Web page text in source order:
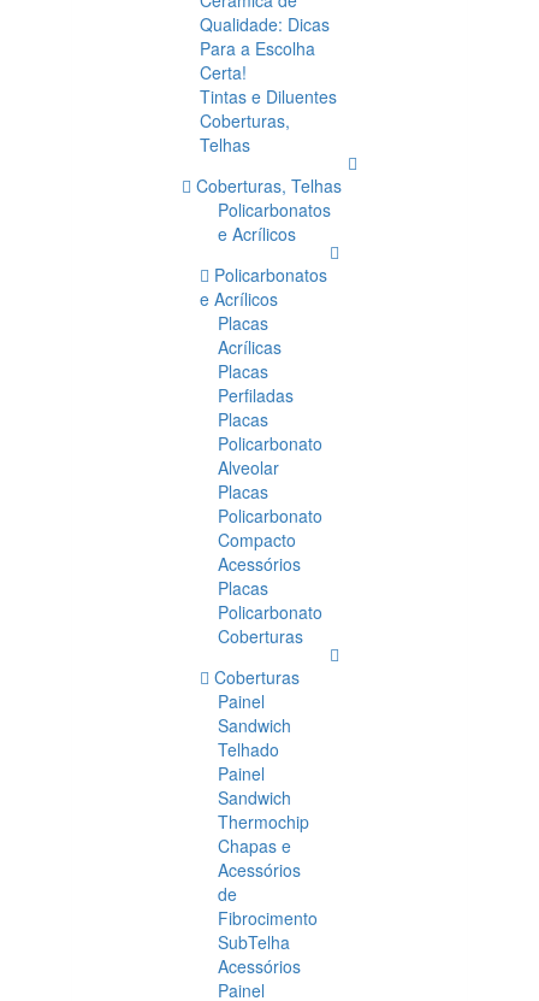
Qualidade: Dicas
Para a Escolha
Certa!
Tintas e Diluentes
Coberturas,
Telhas
Coberturas, Telhas
Policarbonatos
e Acrílicos
Policarbonatos
e Acrílicos
Placas
Acrílicas
Placas
Perfiladas
Placas
Policarbonato
Alveolar
Placas
Policarbonato
Compacto
Acessórios
Placas
Policarbonato
Coberturas
Coberturas
Painel
Sandwich
Telhado
Painel
Sandwich
Thermochip
Chapas e
Acessórios
de
Fibrocimento
SubTelha
Acessórios
Painel